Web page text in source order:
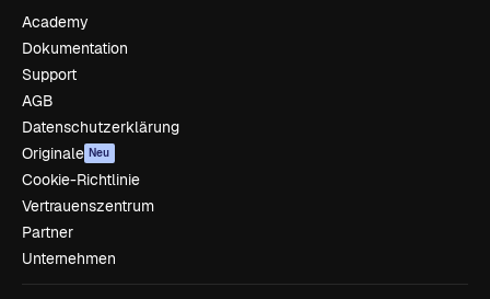
Academy
Dokumentation
Support
AGB
Datenschutzerklärung
Originale Neu
Cookie-Richtlinie
Vertrauenszentrum
Partner
Unternehmen